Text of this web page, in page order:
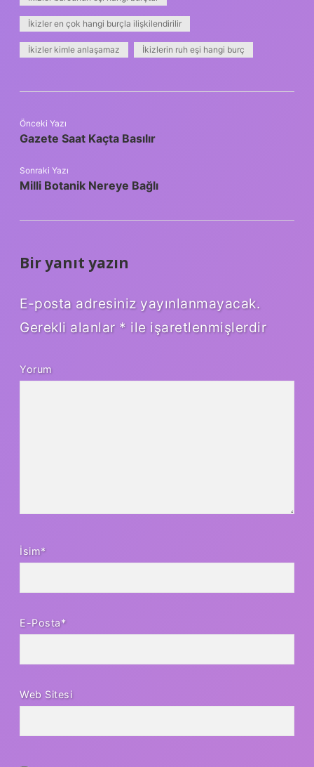
İkizler en çok hangi burçla ilişkilendirilir
İkizler kimle anlaşamaz İkizlerin ruh eşi hangi burç
Önceki Yazı
Gazete Saat Kaçta Basılır
Sonraki Yazı
Milli Botanik Nereye Bağlı
Bir yanıt yazın
E-posta adresiniz yayınlanmayacak.
Gerekli alanlar * ile işaretlenmişlerdir
Yorum
İsim*
E-Posta*
Web Sitesi